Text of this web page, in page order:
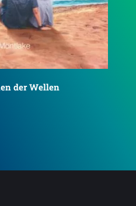
der Wellen